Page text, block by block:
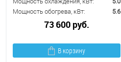
Мощность обогрева, кВт:
5.6
73 600 руб.
В корзину